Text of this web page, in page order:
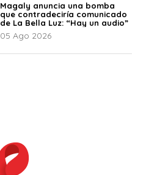
Magaly anuncia una bomba
que contradeciría comunicado
de La Bella Luz: “Hay un audio”
05 Ago 2026